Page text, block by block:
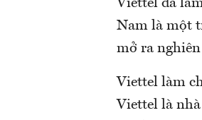
Viettel đã
Nam là một
mở ra
Viettel làm
Viettel là